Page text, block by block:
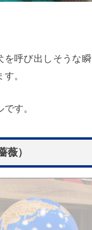
を呼び出しそうな
。
す。
薇）